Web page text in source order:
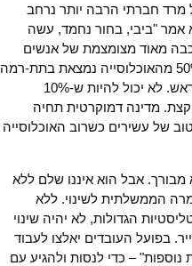
מרד חברתי הרבה יותר נרחב
אמר "ביבי, בחור נחמד, עשה
מאוד מצומצמת של אנשים
מוכשרים וצעירים בעמדות בכירות בהיי-טק, בתעשייה ובבנקים. 50% מהאוכלוסייה נמצאת בתת-רמה
של שכר, והם לא משתתפים בחגיגה. בסוף זה יבוא כבומבה על הראש. לא יכול להיות ש-10%
פלוס קצת. מדינה דמוקרטית תחיה
של עשירים כשרוב האוכלוסייה
אבל הוא איננו שלם ללא
הממשלתית לשינוי. ללא
הגדולות, לא יהיה שינוי
בפועל העובדים יאלצו לעבוד
– כדי לנסות ולהגיע עם